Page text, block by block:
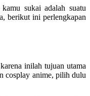
sukai adalah suatu
berikut ini perlengkapan
inilah tujuan utama
cosplay anime, pilih dulu